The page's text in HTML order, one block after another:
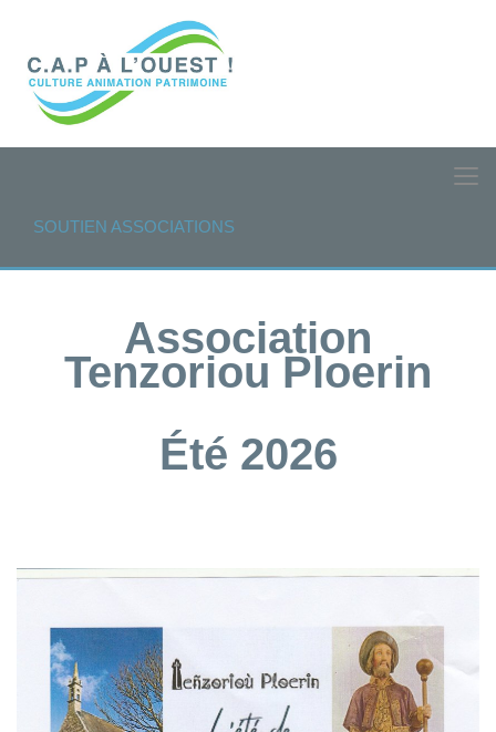
SOUTIEN ASSOCIATIONS
Association
Tenzoriou Ploerin
Été 2026